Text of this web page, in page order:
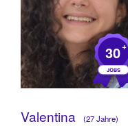
30+
Valentina (27 Jahre)